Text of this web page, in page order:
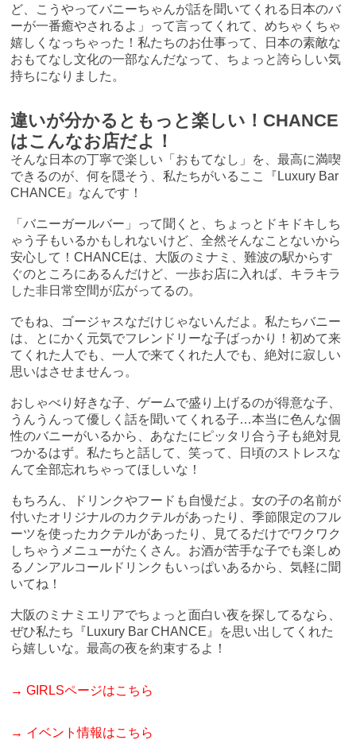
ど、こうやってバニーちゃんが話を聞いてくれる日本のバ
ーが一番癒やされるよ」って言ってくれて、めちゃくちゃ
嬉しくなっちゃった！私たちのお仕事って、日本の素敵な
おもてなし文化の一部なんだなって、ちょっと誇らしい気
持ちになりました。
違いが分かるともっと楽しい！CHANCE
はこんなお店だよ！
そんな日本の丁寧で楽しい「おもてなし」を、最高に満喫
できるのが、何を隠そう、私たちがいるここ『Luxury Bar
CHANCE』なんです！
「バニーガールバー」って聞くと、ちょっとドキドキしち
ゃう子もいるかもしれないけど、全然そんなことないから
安心して！CHANCEは、大阪のミナミ、難波の駅からす
ぐのところにあるんだけど、一歩お店に入れば、キラキラ
した非日常空間が広がってるの。
でもね、ゴージャスなだけじゃないんだよ。私たちバニー
は、とにかく元気でフレンドリーな子ばっかり！初めて来
てくれた人でも、一人で来てくれた人でも、絶対に寂しい
思いはさせませんっ。
おしゃべり好きな子、ゲームで盛り上げるのが得意な子、
うんうんって優しく話を聞いてくれる子…本当に色んな個
性のバニーがいるから、あなたにピッタリ合う子も絶対見
つかるはず。私たちと話して、笑って、日頃のストレスな
んて全部忘れちゃってほしいな！
もちろん、ドリンクやフードも自慢だよ。女の子の名前が
付いたオリジナルのカクテルがあったり、季節限定のフル
ーツを使ったカクテルがあったり、見てるだけでワクワク
しちゃうメニューがたくさん。お酒が苦手な子でも楽しめ
るノンアルコールドリンクもいっぱいあるから、気軽に聞
いてね！
大阪のミナミエリアでちょっと面白い夜を探してるなら、
ぜひ私たち『Luxury Bar CHANCE』を思い出してくれた
ら嬉しいな。最高の夜を約束するよ！
→GIRLSページはこちら
→ イベント情報はこちら